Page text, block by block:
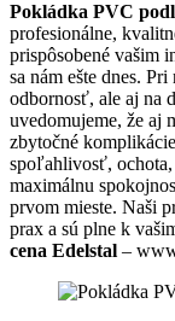
Pokládka PVC
profesionálne,
prispôsobené vašim
sa nám ešte dnes.
odbornosť, ale aj na
uvedomujeme, že aj
zbytočné
spoľahlivosť, ochota,
maximálnu
prvom mieste. Naši
prax a sú plne k
cena Edelstal –